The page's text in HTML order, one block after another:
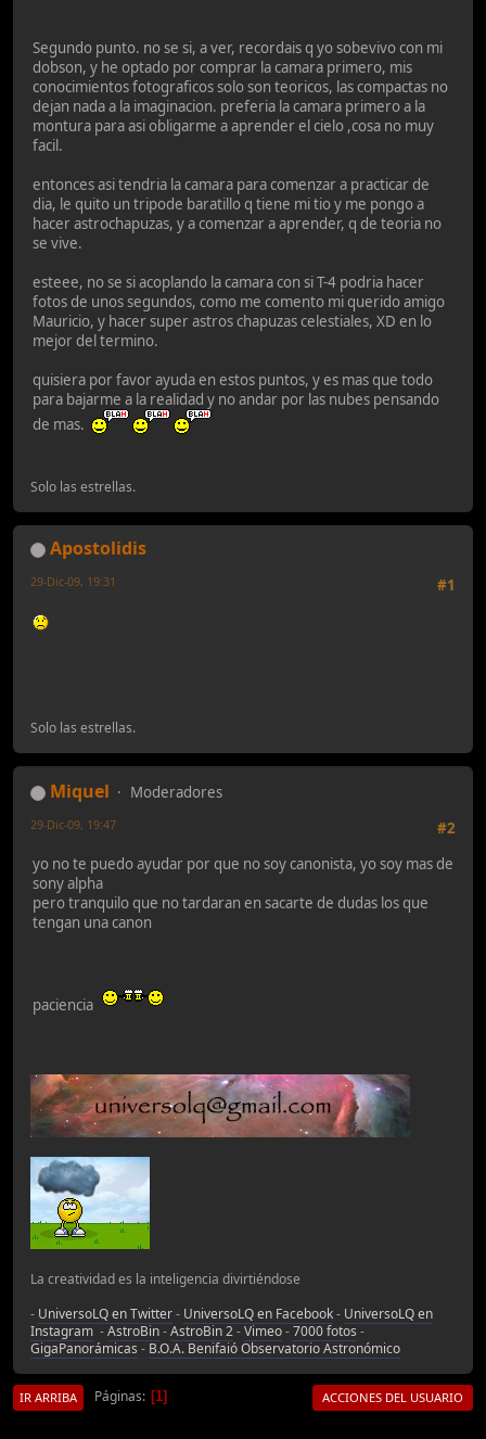
Segundo punto. no se si, a ver, recordais q yo sobevivo con mi
dobson, y he optado por comprar la camara primero, mis
conocimientos fotograficos solo son teoricos, las compactas no
dejan nada a la imaginacion. preferia la camara primero a la
montura para asi obligarme a aprender el cielo ,cosa no muy
facil.
entonces asi tendria la camara para comenzar a practicar de
dia, le quito un tripode baratillo q tiene mi tio y me pongo a
hacer astrochapuzas, y a comenzar a aprender, q de teoria no
se vive.
esteee, no se si acoplando la camara con si T-4 podria hacer
fotos de unos segundos, como me comento mi querido amigo
Mauricio, y hacer super astros chapuzas celestiales, XD en lo
mejor del termino.
quisiera por favor ayuda en estos puntos, y es mas que todo
para bajarme a la realidad y no andar por las nubes pensando
de mas.
Solo las estrellas.
Apostolidis
#1
29-Dic-09, 19:31
Solo las estrellas.
Miquel
Moderadores
#2
29-Dic-09, 19:47
yo no te puedo ayudar por que no soy canonista, yo soy mas de
sony alpha
pero tranquilo que no tardaran en sacarte de dudas los que
tengan una canon
paciencia
La creatividad es la inteligencia divirtiéndose
- UniversoLQ en Twitter- UniversoLQ en Facebook- UniversoLQ en
Instagram -AstroBin-AstroBin 2-Vimeo-7000 fotos -
GigaPanorámicas - B.O.A. Benifaió Observatorio Astronómico
IR ARRIBA Páginas 1 ACCIONES DEL USUARIO